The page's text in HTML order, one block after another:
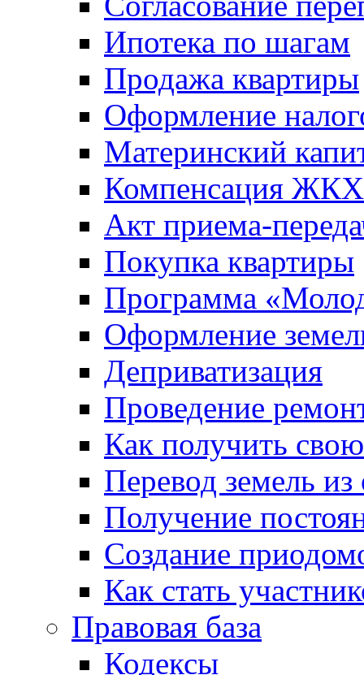
Ипотека по шагам
Продажа квартиры
Оформление
Материнский
Компенсация ЖКХ
Акт приема-
Покупка квартиры
Программа
Оформление
Деприватизация
Проведение
Как получить
Перевод земель
Получение
Создание
Как стать
Правовая база
Кодексы